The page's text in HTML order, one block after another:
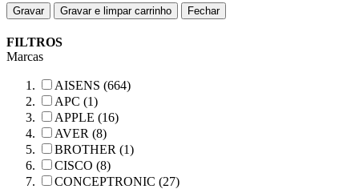
Gravar Gravar e limpar carrinho Fechar
FILTROS
Marcas
AISENS (664)
APC (1)
APPLE (16)
AVER (8)
BROTHER (1)
CISCO (8)
CONCEPTRONIC (27)